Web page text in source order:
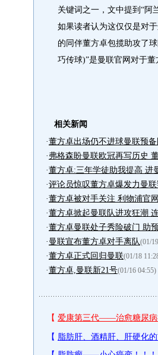
关键词之一，文中提到“阿
如果读者认为这仅仅是对
的同伴董方卓包揽助攻了
巧传球)”是曼联官网对于董
相关新闻
·董方卓出场仍不进球曼联预
· 弗格森盼曼联欧冠再写历史
·董方卓:三年学徒助我提高 进
·评论员惊叹董方卓爆发力曼
·董方卓被对手关注 利物浦官
·董方卓掀起曼联队进攻狂潮
·董方卓曼联处子秀险破门 助
· 曼联宣布董方卓对手离队(01/
·董方卓正式回归曼联(01/18
·董方卓,曼联新21号(01/16 04:55)